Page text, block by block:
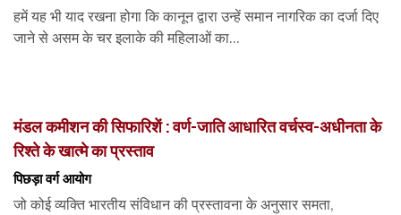
हमें यह भी याद रखना होगा कि कानून द्वारा उन्हें समान नागरिक का दर्जा दिए
जाने से असम के चर इलाके की महिलाओं का...
मंडल कमीशन की सिफारिशें : वर्ण-जाति आधारित वर्चस्व-अधीनता के
रिश्ते के खात्मे का प्रस्ताव
पिछड़ा वर्ग आयोग
जो कोई व्यक्ति भारतीय संविधान की प्रस्तावना के अनुसार समता,